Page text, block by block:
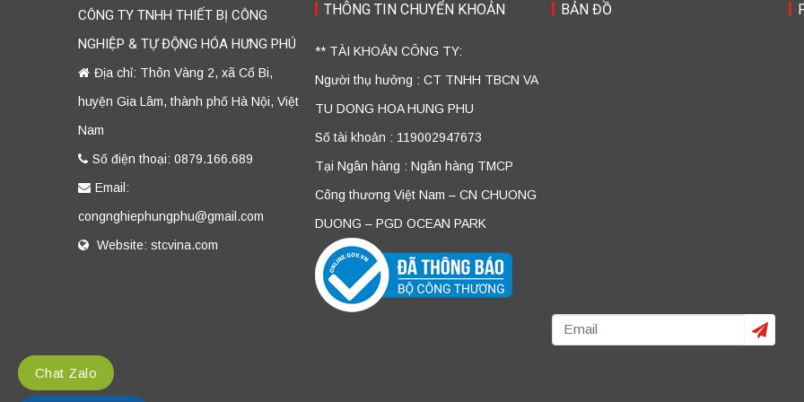
CÔNG TY TNHH THIẾT BỊ CÔNG
NGHIỆP & TỰ ĐỘNG HÓA HƯNG PHÚ
Địa chỉ: Thôn Vàng 2, xã Cổ Bi,
huyện Gia Lâm, thành phố Hà Nội, Việt
Nam
Số điện thoại: 0879.166.689
Email:
congnghiephungphu@gmail.com
Website: stcvina.com
THÔNG TIN CHUYỂN KHOẢN
** TÀI KHOẢN CÔNG TY:
Người thụ hưởng : CT TNHH TBCN VA
TU DONG HOA HUNG PHU
Số tài khoản : 119002947673
Tại Ngân hàng : Ngân hàng TMCP
Công thương Việt Nam – CN CHUONG
DUONG – PGD OCEAN PARK
Chat Zalo
BẢN ĐỒ